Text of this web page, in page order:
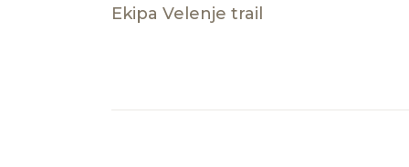
Ekipa Velenje trail